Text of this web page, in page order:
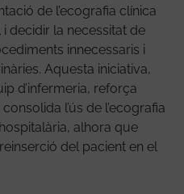
de l’ecografia clínica
decidir la necessitat de
innecessaris i
Aquesta iniciativa,
d’infermeria, reforça
l’ús de l’ecografia
alhora que
del pacient en el